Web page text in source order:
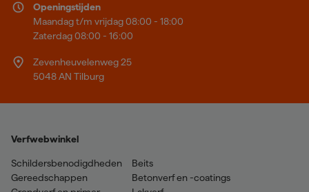
Openingstijden
Maandag t/m vrijdag 08:00 - 18:00
Zaterdag 08:00 - 16:00
Zevenheuvelenweg 25
5048 AN Tilburg
Verfwebwinkel
Schildersbenodigdheden
Gereedschappen
Beits
Betonverf en -coatings